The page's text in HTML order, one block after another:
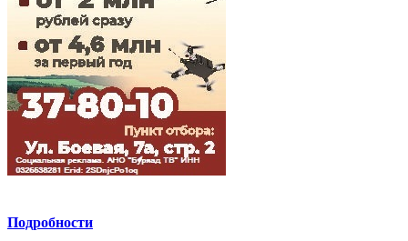
Подробности